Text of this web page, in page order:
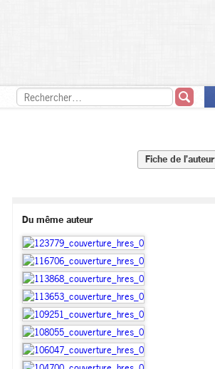
Fiche de l’auteur
Du même auteur